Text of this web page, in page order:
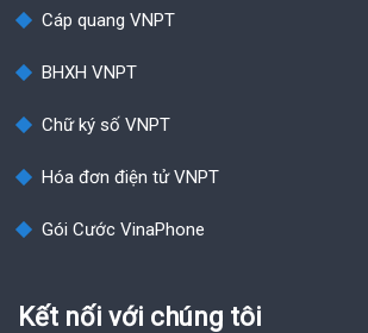
Cáp quang VNPT
BHXH VNPT
Chữ ký số VNPT
Hóa đơn điện tử VNPT
Gói Cước VinaPhone
Kết nối với chúng tôi